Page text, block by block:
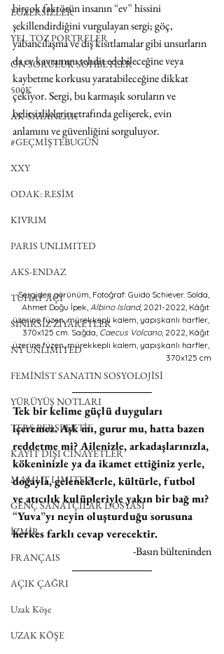
EGZERSİZLER
YEL TOZ PORTRELER
ON SORULUK SOHBETLER
500K
AK-SAYANLAR
#GEÇMİŞTEBUGÜN
XXY
ODAK: RESİM
KIVRIM
PARIS UNLIMITED
AKS-ENDAZ
TUHAF AÇI
SINIRSIZ ZİYARETLER
NY UNLIMITED
FEMİNİST SANATIN SOSYOLOJİSİ
YÜRÜYÜŞ NOTLARI
TERS PERSPEKTİF
KAYIT DIŞI CİNAYETLER
MAMUT LIMITED
GENÇ SANATÇILAR DOSYASI
İZMİR
FRANÇAIS
AÇIK ÇAĞRI
Uzak Köşe
UZAK KÖŞE
birçok faktörün insanın “ev” hissini
şekillendirdiğini vurgulayan sergi; göç,
yabancılaşma ve dış kısıtlamalar gibi unsurların
da ev kavramını tehdit edebileceğine veya
kaybetme korkusu yaratabileceğine dikkat
çekiyor. Sergi, bu karmaşık soruların ve
belirsizliklerin etrafında gelişerek, evin
anlamını ve güvenliğini sorguluyor.
Sergiden görünüm, Fotoğraf: Guido Schiever. Solda,
Ahmet Doğu İpek, Albino Island, 2021-2022, Kâğıt
üzerine füzen, mürekkepli kalem, yapışkanlı harfler,
370x125 cm. Sağda, Caecus Volcano, 2022, Kâğıt
üzerine füzen, mürekkepli kalem, yapışkanlı harfler,
370x125 cm
Tek bir kelime güçlü duyguları
içeremez. Aşk mı, gurur mu, hatta bazen
reddetme mi? Ailenizle, arkadaşlarınızla,
kökeninizle ya da ikamet ettiğiniz yerle,
doğayla, geleneklerle, kültürle, futbol
ve atıcılık kulüpleriyle yakın bir bağ mı?
“Yuva”yı neyin oluşturduğu sorusuna
herkes farklı cevap verecektir.
-Basın bülteninden